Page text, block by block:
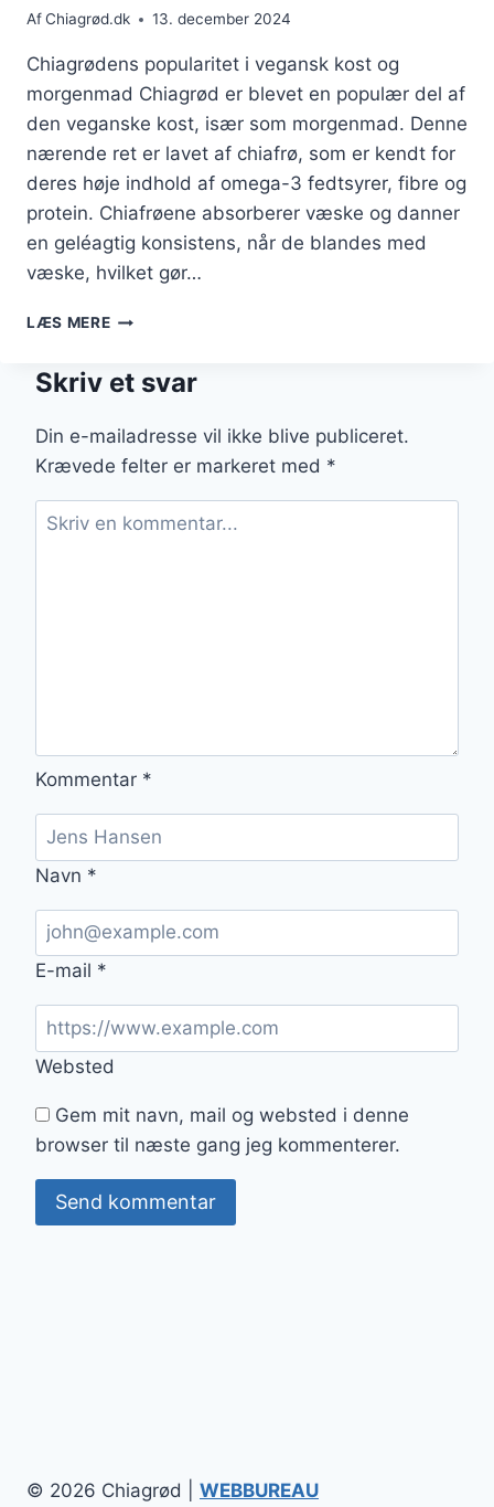
AfChiagrød.dk 13. december 2024
Chiagrødens popularitet i vegansk kost og
morgenmad Chiagrød er blevet en populær del af
den veganske kost, især som morgenmad. Denne
nærende ret er lavet af chiafrø, som er kendt for
deres høje indhold af omega-3 fedtsyrer, fibre og
protein. Chiafrøene absorberer væske og danner
en geléagtig konsistens, når de blandes med
væske, hvilket gør…
LÆS MERECHIAGRØD
KOST
MORGENMAD
Skriv et svar
Din e-mailadresse vil ikke blive publiceret.
Krævede felter er markeret med *
Kommentar *
Navn *
E-mail *
Websted
Gem mit navn, mail og websted i denne
browser til næste gang jeg kommenterer.
© 2026 Chiagrød | WEBBUREAU